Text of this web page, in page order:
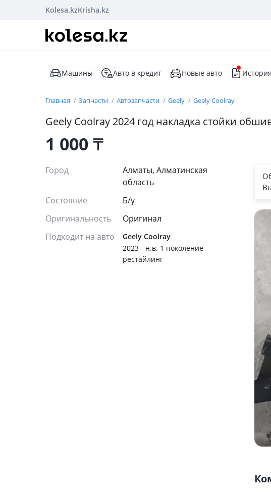
Kolesa.kzKrisha.kz
Машины Авто в кредит Новые авто
Главная Запчасти Автозапчасти Geely Geely Coolray
Geely Coolray 2024 год накладка стойки
1 000₸
Город
Алматы, Алматинская
область
Состояние
Б/y
Оригинальность
Оригинал
Подходит на авто
Geely Coolray
2023 - н.в. 1 поколение
рестайлинг